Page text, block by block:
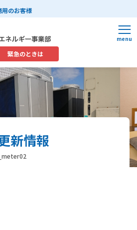
用のお客様
緊急のときは
新情報